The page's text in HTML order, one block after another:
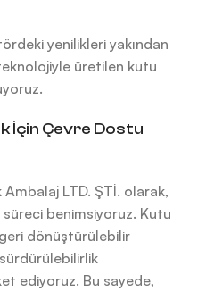
yenilikleri yakından
üretilen kutu
İçin Çevre Dostu
Ambalaj LTD. ŞTİ. olarak,
benimsiyoruz. Kutu
geri dönüştürülebilir
ediyoruz. Bu sayede,